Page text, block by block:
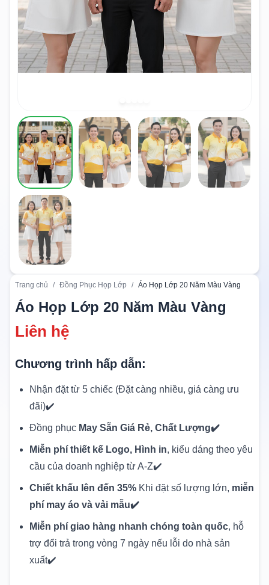
Trang chủ / Đồng Phục Họp Lớp / Áo Họp Lớp 20 Năm Màu Vàng
Áo Họp Lớp 20 Năm Màu Vàng
Liên hệ
Chương trình hấp dẫn:
Nhận đặt từ 5 chiếc (Đặt càng nhiều, giá càng ưu
đãi)✔️
Đồng phục May Sẵn Giá Rẻ, Chất Lượng✔️
Miễn phí thiết kế Logo, Hình in, kiểu dáng theo yêu
cầu của doanh nghiệp từ A-Z✔️
Chiết khấu lên đến 35% Khi đặt số lượng lớn, miễn
phí may áo và vải mẫu✔️
Miễn phí giao hàng nhanh chóng toàn quốc, hỗ
trợ đổi trả trong vòng 7 ngày nếu lỗi do nhà sản
xuất✔️